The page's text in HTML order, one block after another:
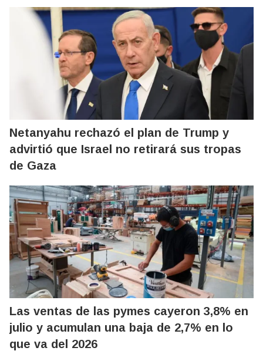
Netanyahu rechazó el plan de Trump y
advirtió que Israel no retirará sus tropas
de Gaza
Las ventas de las pymes cayeron 3,8% en
julio y acumulan una baja de 2,7% en lo
que va del 2026